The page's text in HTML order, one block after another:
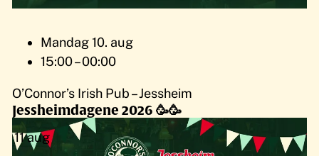
Mandag 10. aug
15:00 – 00:00
O’Connor’s Irish Pub – Jessheim
Jessheimdagene 2026 🥳🥳
11aug